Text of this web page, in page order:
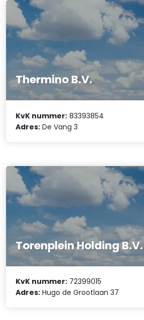
Thermino B.V.
KvK nummer: 83393854
Adres: De Vang 3
Torenplein Holding B.V.
KvK nummer: 72399015
Adres: Hugo de Grootlaan 37